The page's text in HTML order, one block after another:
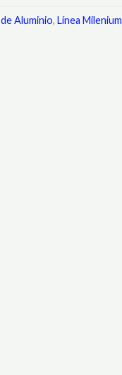
Aluminio, Línea Milenium